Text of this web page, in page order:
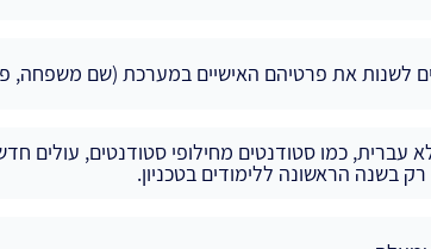
לשנות את פרטיהם האישיים במערכת (שם משפחה,
כמו סטודנטים מחילופי סטודנטים, עולים
בשנה הראשונה ללימודים בטכניון.